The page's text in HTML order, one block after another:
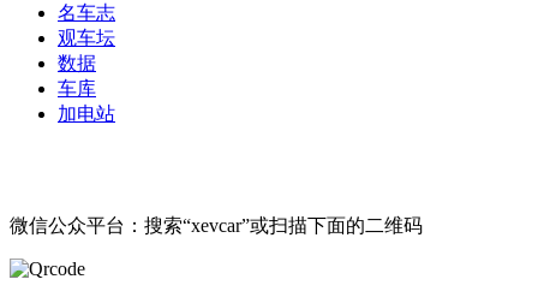
名车志
观车坛
数据
车库
加电站
微信公众平台：搜索“xevcar”或扫描下面的二维码